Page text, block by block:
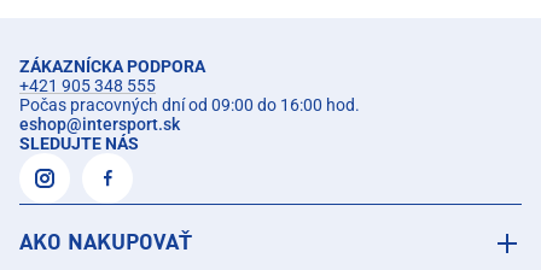
ZÁKAZNÍCKA PODPORA
+421 905 348 555
Počas pracovných dní od 09:00 do 16:00 hod.
eshop@intersport.sk
SLEDUJTE NÁS
AKO NAKUPOVAŤ